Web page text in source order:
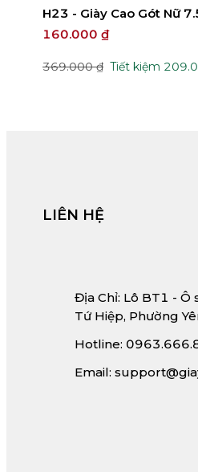
H23 - Giày Cao Gót Nữ
160.000 ₫
369.000 ₫ Tiết kiệm
LIÊN HỆ
Địa Chỉ: Lô BT1 - Ô
Tứ Hiệp, Phường
Hotline:
Email: